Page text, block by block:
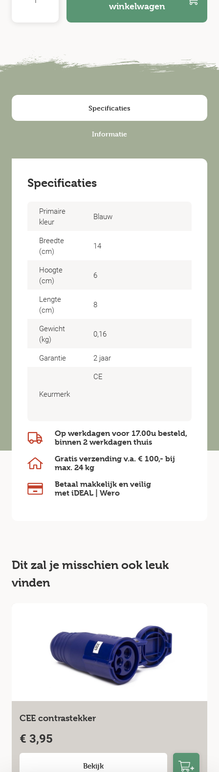
winkelwagen
Specificaties
Informatie
Specificaties
Primaire
kleur
Blauw
Breedte
(cm)
14
Hoogte
(cm)
6
Lengte
(cm)
8
Gewicht
(kg)
0,16
Garantie 2 jaar
Keurmerk
CE
Op werkdagen voor 17.00u besteld,
binnen 2 werkdagen thuis
Gratis verzending v.a. € 100,- bij
max. 24 kg
Betaal makkelijk en veilig
met iDEAL | Wero
Dit zal je misschien ook leuk
vinden
CEE contrastekker
€ 3,95
Bekijk